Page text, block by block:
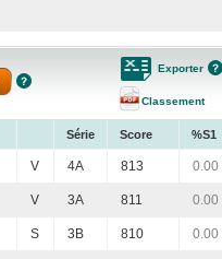
Exporter
Classement
Série Score %S1
V 4A 813 0.00
V 3A 811 0.00
S 3B 810 0.00